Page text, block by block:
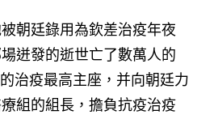
朝廷錄用為欽差治疫年夜
迸發的逝世亡了數萬人的
治疫最高主座，并向朝廷力
組的組長，擔負抗疫治疫